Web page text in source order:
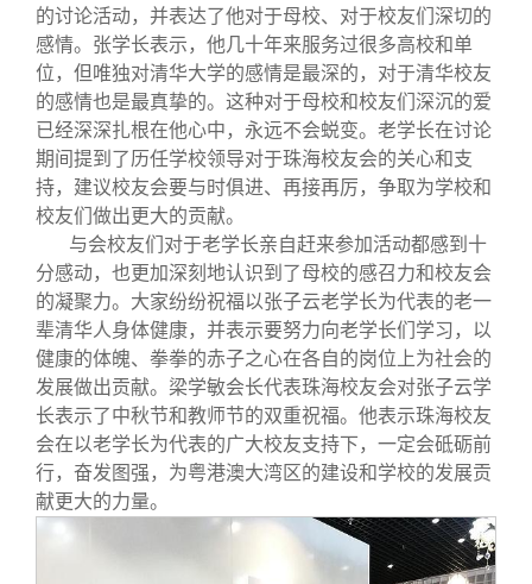
校友视界
理事会名单
制度法规
联系我们
的讨论活动，并表达了他对于母校、对于校友们深切的
感情。张学长表示，他几十年来服务过很多高校和单
位，但唯独对清华大学的感情是最深的，对于清华校友
的感情也是最真挚的。这种对于母校和校友们深沉的爱
已经深深扎根在他心中，永远不会蜕变。老学长在讨论
期间提到了历任学校领导对于珠海校友会的关心和支
持，建议校友会要与时俱进、再接再厉，争取为学校和
校友们做出更大的贡献。
与会校友们对于老学长亲自赶来参加活动都感到十
分感动，也更加深刻地认识到了母校的感召力和校友会
的凝聚力。大家纷纷祝福以张子云老学长为代表的老一
辈清华人身体健康，并表示要努力向老学长们学习，以
健康的体魄、拳拳的赤子之心在各自的岗位上为社会的
发展做出贡献。梁学敏会长代表珠海校友会对张子云学
长表示了中秋节和教师节的双重祝福。他表示珠海校友
会在以老学长为代表的广大校友支持下，一定会砥砺前
行，奋发图强，为粤港澳大湾区的建设和学校的发展贡
献更大的力量。